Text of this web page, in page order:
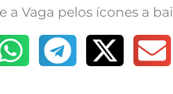
a Vaga pelos ícones a